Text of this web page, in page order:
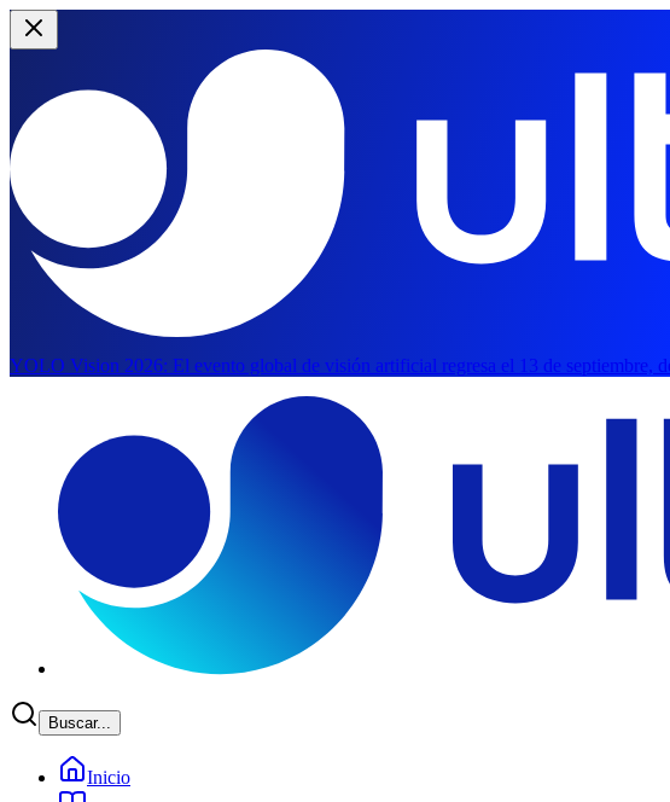
YOLO Vision 2026: El evento global de visión artificial regresa el 13 de septiembre,
Buscar...
Inicio